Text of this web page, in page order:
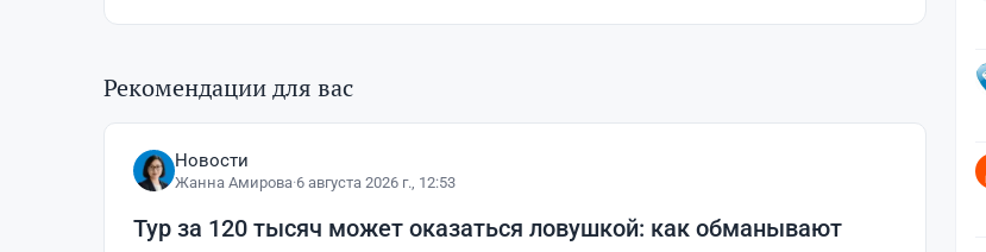
Рекомендации для вас
Новости
Жанна Амирова·6 августа 2026 г., 12:53
Тур за 120 тысяч может оказаться ловушкой: как обманывают